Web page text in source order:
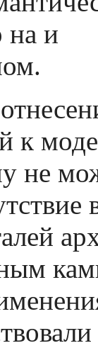
на и
к
не